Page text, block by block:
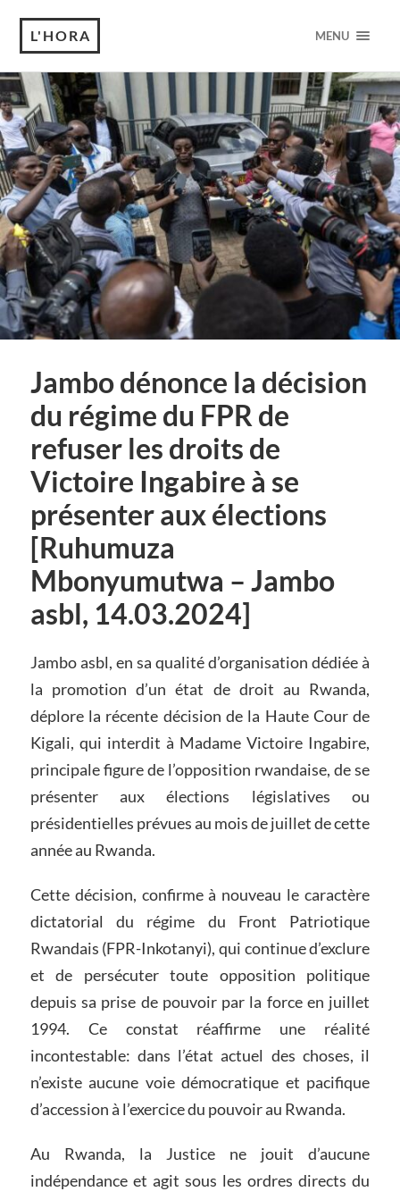
L'HORA MENU
Jambo dénonce la décision
du régime du FPR de
refuser les droits de
Victoire Ingabire à se
présenter aux élections
[Ruhumuza
Mbonyumutwa – Jambo
asbl, 14.03.2024]
Jambo asbl, en sa qualité d’organisation dédiée à
la promotion d’un état de droit au Rwanda,
déplore la récente décision de la Haute Cour de
Kigali, qui interdit à Madame Victoire Ingabire,
principale figure de l’opposition rwandaise, de se
présenter aux élections législatives ou
présidentielles prévues au mois de juillet de cette
année au Rwanda.
Cette décision, confirme à nouveau le caractère
dictatorial du régime du Front Patriotique
Rwandais (FPR-Inkotanyi), qui continue d’exclure
et de persécuter toute opposition politique
depuis sa prise de pouvoir par la force en juillet
1994. Ce constat réaffirme une réalité
incontestable: dans l’état actuel des choses, il
n’existe aucune voie démocratique et pacifique
d’accession à l’exercice du pouvoir au Rwanda.
Au Rwanda, la Justice ne jouit d’aucune
indépendance et agit sous les ordres directs du